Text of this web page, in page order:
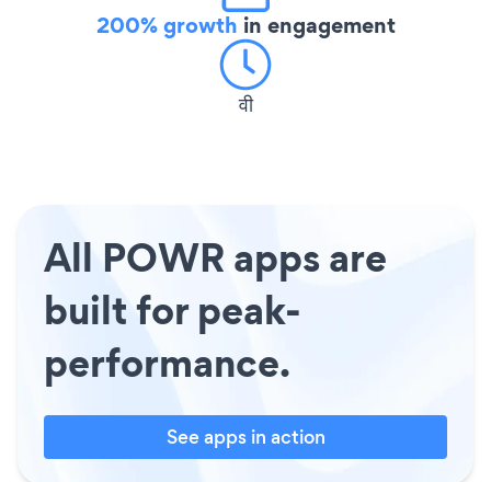
200% growth in engagement
वी
All POWR apps are
built for peak-
performance.
See apps in action